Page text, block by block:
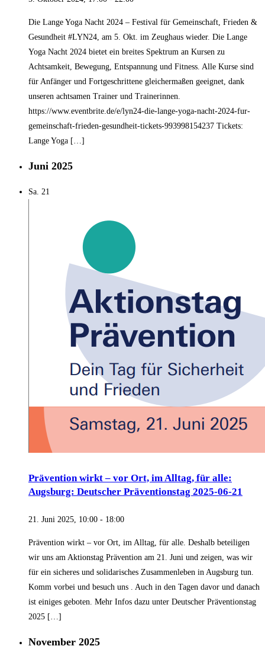
Die Lange Yoga Nacht 2024 – Festival für Gemeinschaft, Frieden &
Gesundheit #LYN24, am 5. Okt. im Zeughaus wieder. Die Lange
Yoga Nacht 2024 bietet ein breites Spektrum an Kursen zu
Achtsamkeit, Bewegung, Entspannung und Fitness. Alle Kurse sind
für Anfänger und Fortgeschrittene gleichermaßen geeignet, dank
unseren achtsamen Trainer und Trainerinnen.
https://www.eventbrite.de/e/lyn24-die-lange-yoga-nacht-2024-fur-
gemeinschaft-frieden-gesundheit-tickets-993998154237 Tickets:
Lange Yoga […]
Juni 2025
Sa. 21
Prävention wirkt – vor Ort, im Alltag, für alle:
Augsburg: Deutscher Präventionstag 2025-06-21
21. Juni 2025, 10:00 - 18:00
Prävention wirkt – vor Ort, im Alltag, für alle. Deshalb beteiligen
wir uns am Aktionstag Prävention am 21. Juni und zeigen, was wir
für ein sicheres und solidarisches Zusammenleben in Augsburg tun.
Komm vorbei und besuch uns . Auch in den Tagen davor und danach
ist einiges geboten. Mehr Infos dazu unter Deutscher Präventionstag
2025 […]
November 2025